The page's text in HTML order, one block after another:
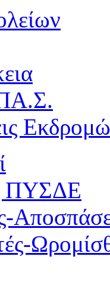
ΠΥΣΔΕ